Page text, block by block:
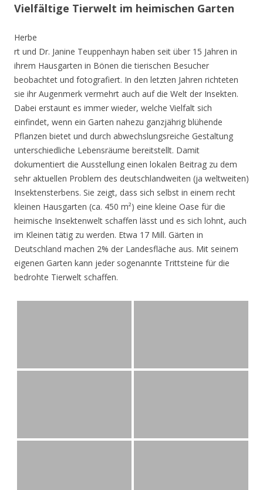
Vielfältige Tierwelt im heimischen Garten
Herbe
rt und Dr. Janine Teuppenhayn haben seit über 15 Jahren in
ihrem Hausgarten in Bönen die tierischen Besucher
beobachtet und fotografiert. In den letzten Jahren richteten
sie ihr Augenmerk vermehrt auch auf die Welt der Insekten.
Dabei erstaunt es immer wieder, welche Vielfalt sich
einfindet, wenn ein Garten nahezu ganzjährig blühende
Pflanzen bietet und durch abwechslungsreiche Gestaltung
unterschiedliche Lebensräume bereitstellt. Damit
dokumentiert die Ausstellung einen lokalen Beitrag zu dem
sehr aktuellen Problem des deutschlandweiten (ja weltweiten)
Insektensterbens. Sie zeigt, dass sich selbst in einem recht
kleinen Hausgarten (ca. 450 m²) eine kleine Oase für die
heimische Insektenwelt schaffen lässt und es sich lohnt, auch
im Kleinen tätig zu werden. Etwa 17 Mill. Gärten in
Deutschland machen 2% der Landesfläche aus. Mit seinem
eigenen Garten kann jeder sogenannte Trittsteine für die
bedrohte Tierwelt schaffen.